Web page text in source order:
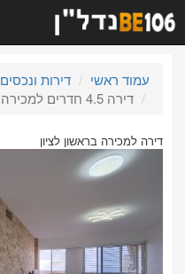
עמוד ראשי
דירות ונכסים
דירה 4.5 חדרים למכירה בראשון לציון, נווה ים
דירה למכירה בראשון לציון